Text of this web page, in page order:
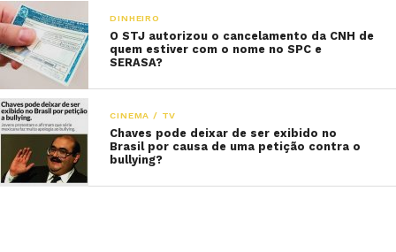
DINHEIRO
O STJ autorizou o cancelamento da CNH de
quem estiver com o nome no SPC e
SERASA?
CINEMA / TV
Chaves pode deixar de ser exibido no
Brasil por causa de uma petição contra o
bullying?